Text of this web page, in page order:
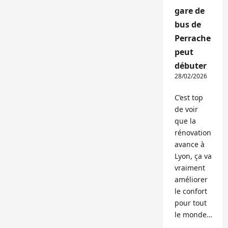
gare de
bus de
Perrache
peut
débuter
28/02/2026
C’est top
de voir
que la
rénovation
avance à
Lyon, ça va
vraiment
améliorer
le confort
pour tout
le monde…